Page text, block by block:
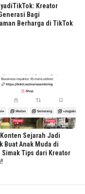
Kreator
Bagi
Berharga di TikTok
Konten Sejarah Jadi
Buat Anak Muda di
Simak Tips dari Kreator